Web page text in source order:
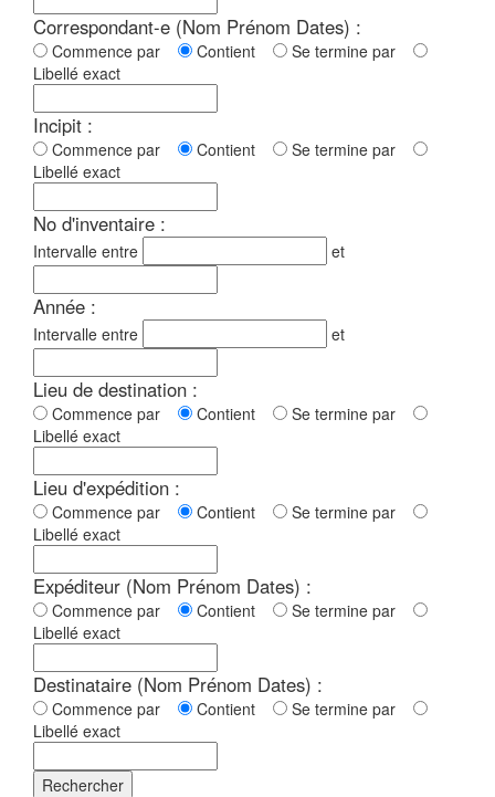
Correspondant-e (Nom Prénom Dates) :
Commence par Contient
Se termine par
Libellé exact
Incipit :
Commence par Contient
Se termine par
Libellé exact
No d'inventaire :
Intervalle entre et
Année :
Intervalle entre et
Lieu de destination :
Commence par Contient
Se termine par
Libellé exact
Lieu d'expédition :
Commence par Contient
Se termine par
Libellé exact
Expéditeur (Nom Prénom Dates) :
Commence par Contient
Se termine par
Libellé exact
Destinataire (Nom Prénom Dates) :
Commence par Contient
Se termine par
Libellé exact
Rechercher